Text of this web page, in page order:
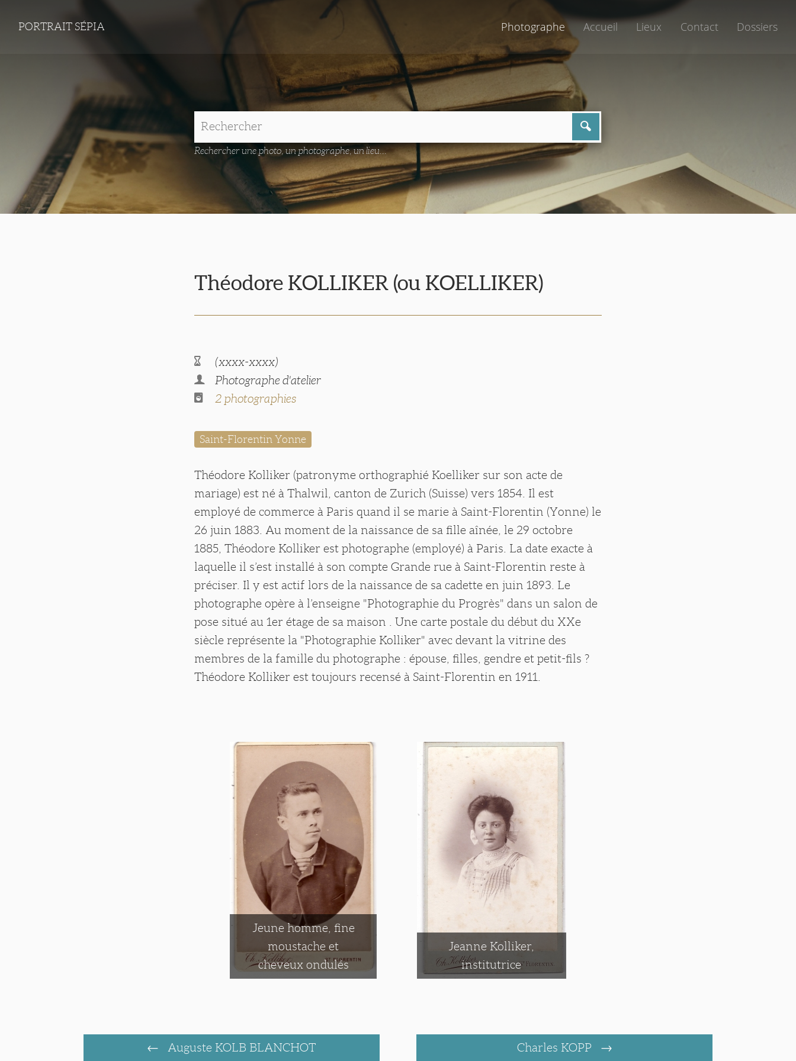
PORTRAIT SÉPIA Photographe Accueil Lieux Contact Dossiers
Rechercher une photo, un photographe, un lieu...
Théodore KOLLIKER (ou KOELLIKER)
(xxxx-xxxx)
Photographe d'atelier
2 photographies
Saint-Florentin Yonne
Théodore Kolliker (patronyme orthographié Koelliker sur son acte de
mariage) est né à Thalwil, canton de Zurich (Suisse) vers 1854. Il est
employé de commerce à Paris quand il se marie à Saint-Florentin (Yonne) le
26 juin 1883. Au moment de la naissance de sa fille aînée, le 29 octobre
1885, Théodore Kolliker est photographe (employé) à Paris. La date exacte à
laquelle il s’est installé à son compte Grande rue à Saint-Florentin reste à
préciser. Il y est actif lors de la naissance de sa cadette en juin 1893. Le
photographe opère à l’enseigne "Photographie du Progrès" dans un salon de
pose situé au 1er étage de sa maison . Une carte postale du début du XXe
siècle représente la "Photographie Kolliker" avec devant la vitrine des
membres de la famille du photographe : épouse, filles, gendre et petit-fils ?
Théodore Kolliker est toujours recensé à Saint-Florentin en 1911.
Jeune homme, fine
moustache et
cheveux ondulés
Jeanne Kolliker,
institutrice
Auguste KOLB BLANCHOT Charles KOPP